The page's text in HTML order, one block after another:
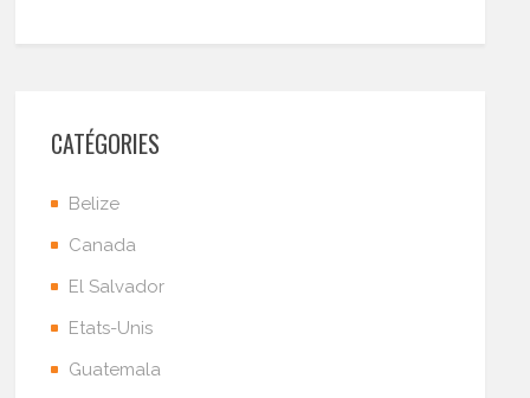
CATÉGORIES
Belize
Canada
El Salvador
Etats-Unis
Guatemala